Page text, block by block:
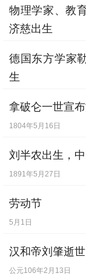
物理学家、教
济慈出生
德国东方学家
生
拿破仑一世宣
1804年5月16日
刘半农出生，
1891年5月27日
劳动节
5月1日
汉和帝刘肇逝世
公元106年2月13日